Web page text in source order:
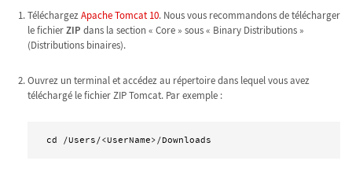
TéléchargezApache Tomcat 10. Nous vous recommandons de télécharger
le fichierZIP dans la section « Core » sous « Binary Distributions »
(Distributions binaires).
Ouvrez un terminal et accédez au répertoire dans lequel vous avez
téléchargé le fichier ZIP Tomcat. Par exemple :
cd /Users/<UserName>/Downloads